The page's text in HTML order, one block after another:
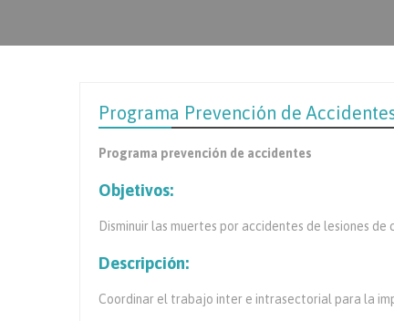
Programa Prevención de
Programa prevención de accidentes
Objetivos:
Disminuir las muertes por accidentes de lesiones
Descripción:
Coordinar el trabajo inter e intrasectorial para la